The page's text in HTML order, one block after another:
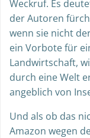
Weckruf. Es
der Autoren
wenn sie nicht
ein Vorbote für
Landwirtschaft,
durch eine Welt
angeblich von
Und als ob das
Amazon wegen